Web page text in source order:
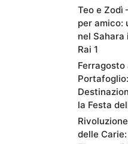
Teo e Zodì
per amico:
nel Sahara
Rai 1
la Festa
delle